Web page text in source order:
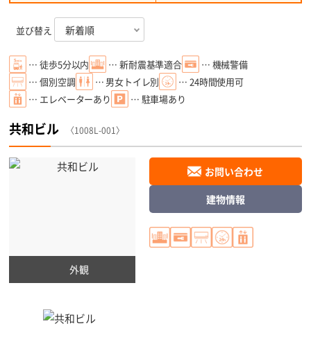
並び替え
… 徒歩5分以内 … 新耐震基準適合
… 機械警備
… 個別空調
… 男女トイレ別
… 24時間使用可
… エレベーターあり
… 駐車場あり
共和ビル 〈1008L-001〉
外観
お問い合わせ
建物情報